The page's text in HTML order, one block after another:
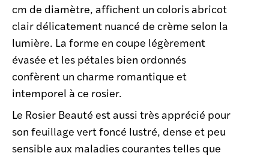
cm de diamètre, affichent un coloris abricot
clair délicatement nuancé de crème selon la
lumière. La forme en coupe légèrement
évasée et les pétales bien ordonnés
confèrent un charme romantique et
intemporel à ce rosier.
Le Rosier Beauté est aussi très apprécié pour
son feuillage vert foncé lustré, dense et peu
sensible aux maladies courantes telles que